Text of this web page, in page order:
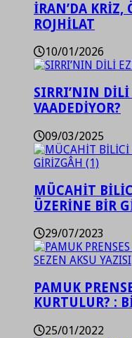
İRAN’DA KRİZ,
ROJHİLAT
10/01/2026
SIRRI’NIN DİLİ
VAADEDİYOR?
09/03/2025
MÜCAHİT
ÜZERİNE BİR
29/07/2023
PAMUK
KURTULUR? :
25/01/2022